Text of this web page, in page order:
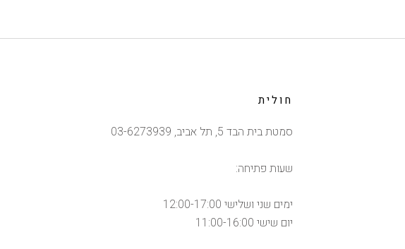
חולית
סמטת בית הבד 5, תל אביב, 03-6273939
שעות פתיחה:
ימים שני ושלישי 12:00-17:00
יום שישי 11:00-16:00